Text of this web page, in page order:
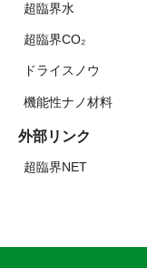
超臨界水
超臨界CO₂
ドライスノウ
機能性ナノ材料
外部リンク
超臨界NET